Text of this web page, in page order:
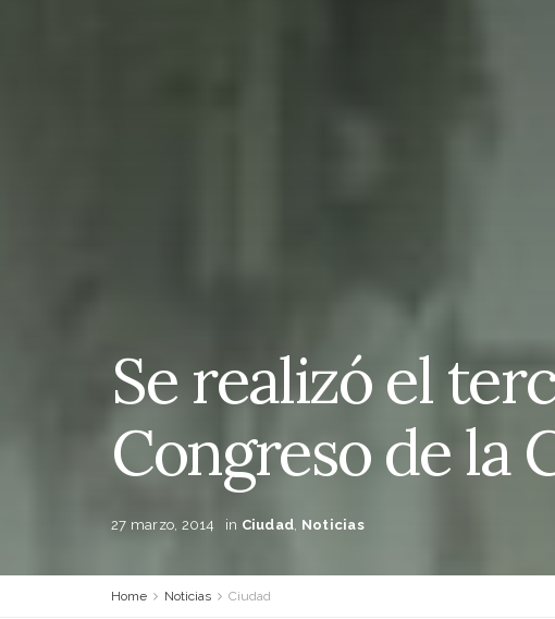
Se realizó el
Congreso de la
27 marzo, 2014 in Ciudad, Noticias
Home Noticias Ciudad